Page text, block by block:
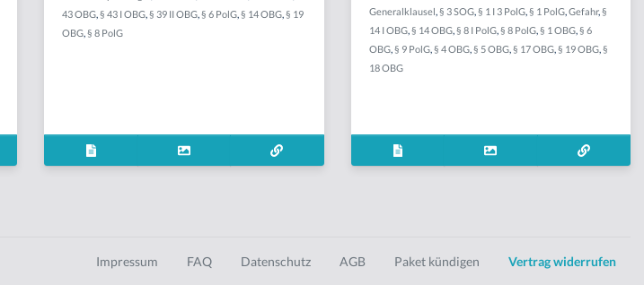
43 OBG,§ 43 I OBG,§ 39 II OBG,§ 6 PolG,§ 14 OBG,§ 19
OBG,§ 8 PolG
Generalklausel,§ 3 SOG,§ 1 I 3 PolG,§ 1 PolG,Gefahr,§
14 I OBG,§ 14 OBG,§ 8 I PolG,§ 8 PolG,§ 1 OBG,§ 6
OBG,§ 9 PolG,§ 4 OBG,§ 5 OBG,§ 17 OBG,§ 19 OBG,§
18 OBG
Impressum FAQ Datenschutz AGB Paket kündigen Vertrag widerrufen